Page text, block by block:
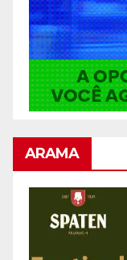
ARAMA